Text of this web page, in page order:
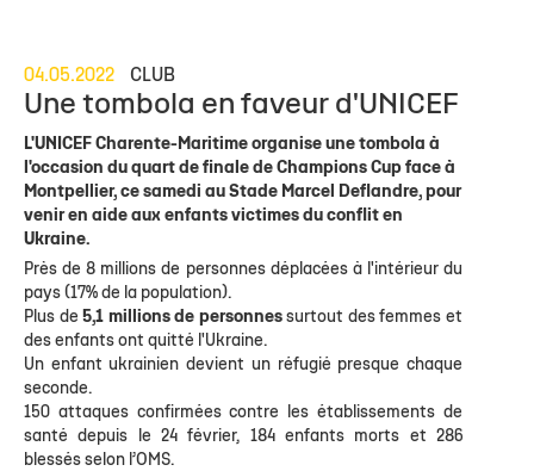
04.05.2022 CLUB
Une tombola en faveur d'UNICEF
L'UNICEF Charente-Maritime organise une tombola à
l'occasion du quart de finale de Champions Cup face à
Montpellier, ce samedi au Stade Marcel Deflandre, pour
venir en aide aux enfants victimes du conflit en
Ukraine.
Près de 8 millions de personnes déplacées à l'intérieur du
pays (17% de la population).
Plus de5,1 millions de personnessurtout des femmes et
des enfants ont quitté l'Ukraine.
Un enfant ukrainien devient un réfugié presque chaque
seconde.
150 attaques confirmées contre les établissements de
santé depuis le 24 février, 184 enfants morts et 286
blessés selon l’OMS.